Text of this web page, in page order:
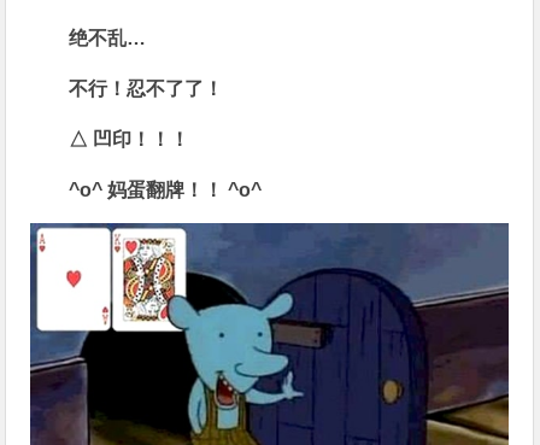
绝不乱…
不行！忍不了了！
△ 凹印！！！
^o^妈蛋翻牌！！ ^o^